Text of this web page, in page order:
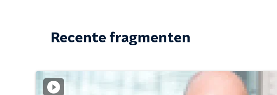
Recente fragmenten